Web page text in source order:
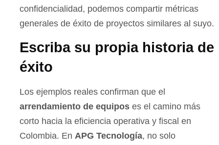
confidencialidad, podemos compartir métricas
generales de éxito de proyectos similares al suyo.
Escriba su propia historia de
éxito
Los ejemplos reales confirman que el
arrendamiento de equipos es el camino más
corto hacia la eficiencia operativa y fiscal en
Colombia. En APG Tecnología, no solo